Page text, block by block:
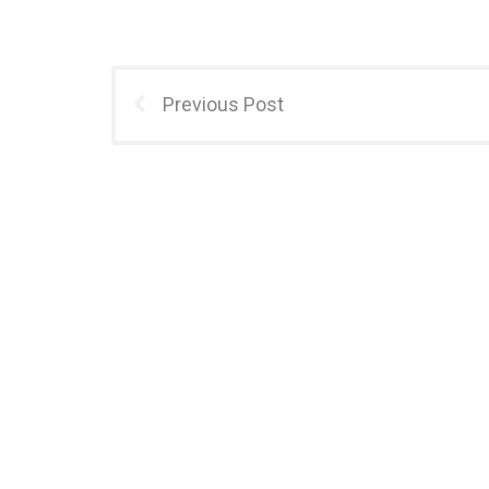
Previous Post